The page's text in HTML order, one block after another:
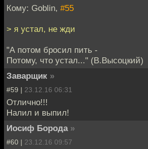
Кому: Goblin, #55
> я устал, не жди
"А потом бросил пить -
Потому, что устал..." (В.Высоцкий)
Заварщик »
#59 | 23.12.16 06:31
Отлично!!!
Налил и выпил!
Иосиф Борода »
#60 | 23.12.16 09:57